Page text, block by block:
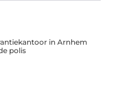
in Arnhem
polis